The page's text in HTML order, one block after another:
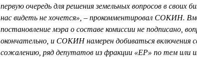
первую очередь для решения земельных вопросов в своих
нас видеть не хочется», – прокомментировал СОКИН.
постановление мэра о составе комиссии не подписано,
окончательно, и СОКИН намерен добиваться включения
сожалению, ряд депутатов из фракции «ЕР» по тем или